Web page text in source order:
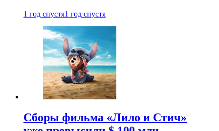
1 год спустя1 год спустя
Сборы фильма «Лило и Стич»